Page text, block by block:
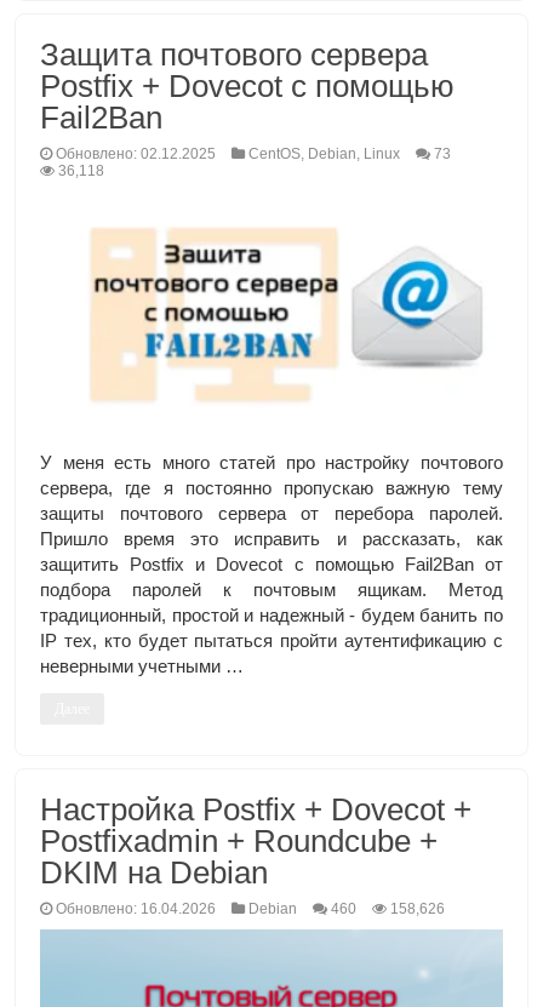
Защита почтового сервера
Postfix + Dovecot с помощью
Fail2Ban
Обновлено: 02.12.2025 CentOS, Debian, Linux
73
36,118
У меня есть много статей про настройку почтового
сервера, где я постоянно пропускаю важную тему
защиты почтового сервера от перебора паролей.
Пришло время это исправить и рассказать, как
защитить Postfix и Dovecot с помощью Fail2Ban от
подбора паролей к почтовым ящикам. Метод
традиционный, простой и надежный - будем банить по
IP тех, кто будет пытаться пройти аутентификацию с
неверными учетными …
Настройка Postfix + Dovecot +
Postfixadmin + Roundcube +
DKIM на Debian
Обновлено: 16.04.2026 Debian 460 158,626